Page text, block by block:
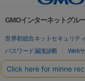
GMOインターネットグル
世界初総合ネットセキュリテ
パスワード漏洩診断
Web
セキュリティ相談AIチャット
実在証明・盗聴対策